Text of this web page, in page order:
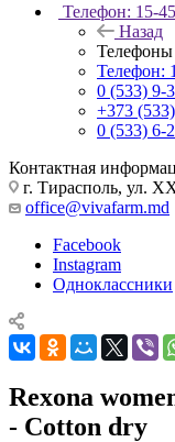
Телефон: 15-45
Назад
Телефоны
Телефон:
0 (533) 9-
+373
0 (533) 6-
Контактная
г. Тирасполь, ул.
office@vivafarm.md
Facebook
Instagram
Одноклассники
Rexona
- Cotton dry